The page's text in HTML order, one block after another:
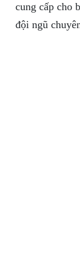
cung cấp cho
đội ngũ